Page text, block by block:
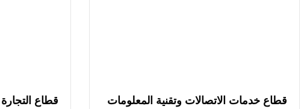
قطاع خدمات الاتصالات وتقنية المعلومات قطاع التجارة